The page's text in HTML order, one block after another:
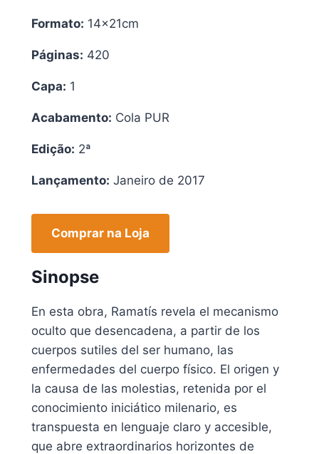
Formato: 14x21cm
Páginas: 420
Capa: 1
Acabamento: Cola PUR
Edição: 2ª
Lançamento: Janeiro de 2017
Comprar na Loja
Sinopse
En esta obra, Ramatís revela el mecanismo
oculto que desencadena, a partir de los
cuerpos sutiles del ser humano, las
enfermedades del cuerpo físico. El origen y
la causa de las molestias, retenida por el
conocimiento iniciático milenario, es
transpuesta en lenguaje claro y accesible,
que abre extraordinarios horizontes de